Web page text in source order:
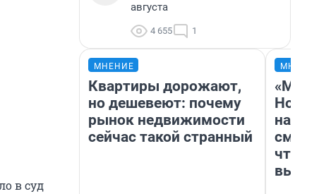
в суд
августа
4 655 1
МНЕНИЕ
Квартиры дорожают,
но дешевеют: почему
рынок недвижимости
сейчас такой странный
«Мы